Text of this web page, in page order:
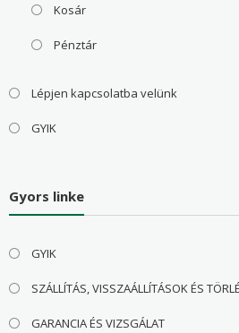
Kosár
Pénztár
Lépjen kapcsolatba velünk
GYIK
Gyors linke
GYIK
SZÁLLÍTÁS, VISSZAÁLLÍTÁSOK ÉS
GARANCIA ÉS VIZSGÁLAT